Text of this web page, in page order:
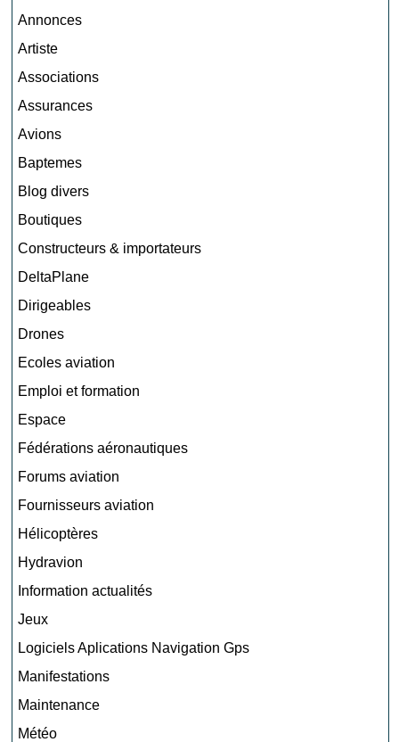
Annonces
Artiste
Associations
Assurances
Avions
Baptemes
Blog divers
Boutiques
Constructeurs & importateurs
DeltaPlane
Dirigeables
Drones
Ecoles aviation
Emploi et formation
Espace
Fédérations aéronautiques
Forums aviation
Fournisseurs aviation
Hélicoptères
Hydravion
Information actualités
Jeux
Logiciels Aplications Navigation Gps
Manifestations
Maintenance
Météo